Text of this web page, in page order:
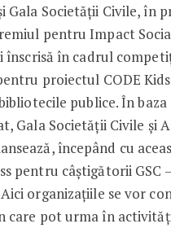
Gala Societății Civile, în
pentru Impact
înscrisă în cadrul
proiectul CODE
publice. În baza
Gala Societății Civile și
începând cu
pentru câștigătorii GSC
organizațiile se vor
care pot urma în